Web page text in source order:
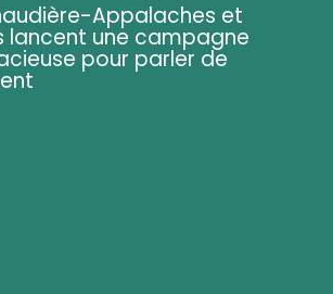
Appalaches et
lancent une campagne
pour parler de